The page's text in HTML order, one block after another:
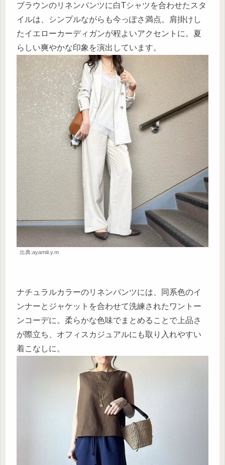
ブラウンのリネンパンツに白Tシャツを合わせたスタ
イルは、シンプルながらも今っぽさ満点。肩掛けし
たイエローカーディガンが程よいアクセントに。夏
らしい爽やかな印象を演出しています。
出典:ayamiii.y.m
ナチュラルカラーのリネンパンツには、同系色のイ
ンナーとジャケットを合わせて洗練されたワントー
ンコーデに。柔らかな色味でまとめることで上品さ
が際立ち、オフィスカジュアルにも取り入れやすい
着こなしに。